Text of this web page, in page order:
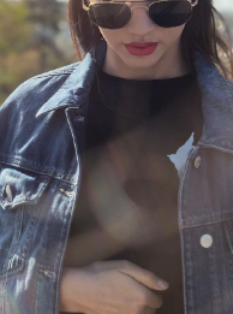
armação:
dos óculos:
das hastes:
nasais ajustáveis: